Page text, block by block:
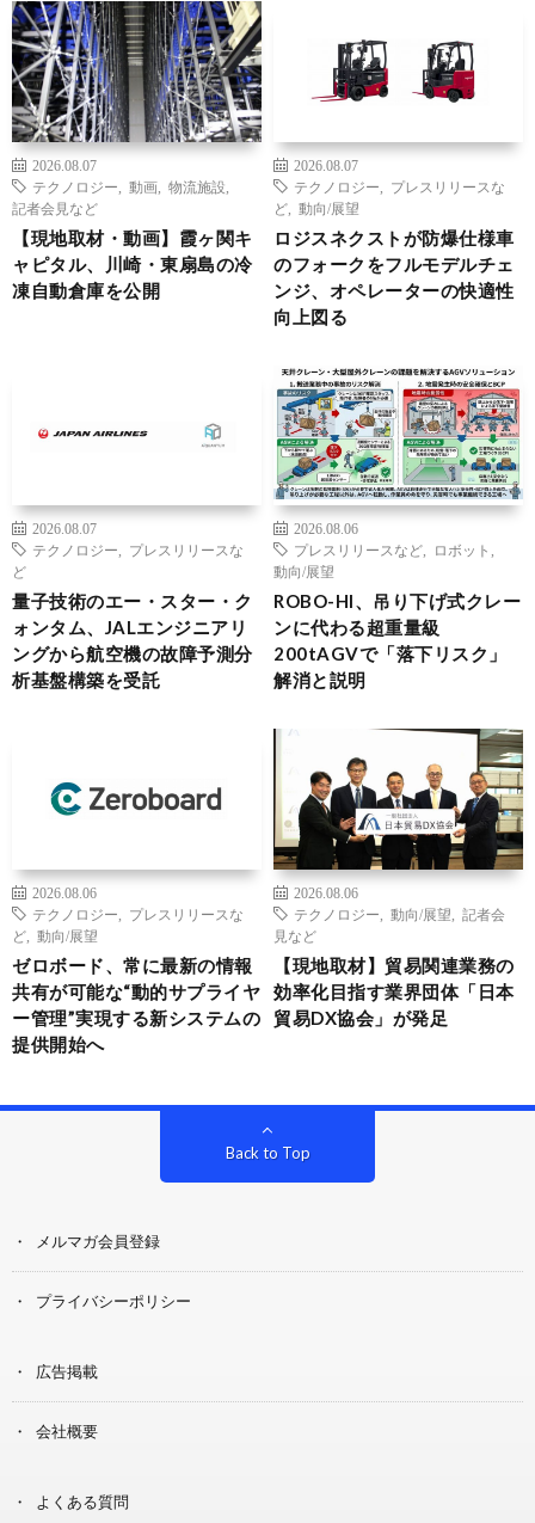
2026.08.07
テクノロジー
動画 物流施設
記者会見など
【現地取材・動画】霞ヶ関キ
ャピタル、川崎・東扇島の冷
凍自動倉庫を公開
2026.08.07
テクノロジー
プレスリリースな
ど
動向/展望
ロジスネクストが防爆仕様車
のフォークをフルモデルチェ
ンジ、オペレーターの快適性
向上図る
2026.08.07
テクノロジー
プレスリリースな
ど
量子技術のエー・スター・ク
ォンタム、JALエンジニアリ
ングから航空機の故障予測分
析基盤構築を受託
2026.08.06
プレスリリースなど
ロボット
動向/展望
ROBO-HI、吊り下げ式クレー
ンに代わる超重量級
200tAGVで「落下リスク」
解消と説明
2026.08.06
テクノロジー
プレスリリースな
ど
動向/展望
ゼロボード、常に最新の情報
共有が可能な“動的サプライヤ
ー管理”実現する新システムの
提供開始へ
2026.08.06
テクノロジー
動向/展望
記者会
見など
【現地取材】貿易関連業務の
効率化目指す業界団体「日本
貿易DX協会」が発足
Back to Top
メルマガ会員登録
プライバシーポリシー
広告掲載
会社概要
よくある質問